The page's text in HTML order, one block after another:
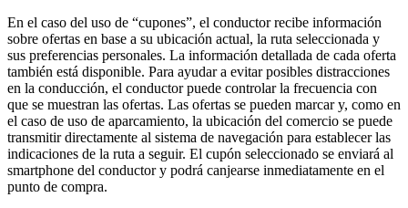
En el caso del uso de “cupones”, el conductor recibe información
sobre ofertas en base a su ubicación actual, la ruta seleccionada y
sus preferencias personales. La información detallada de cada oferta
también está disponible. Para ayudar a evitar posibles distracciones
en la conducción, el conductor puede controlar la frecuencia con
que se muestran las ofertas. Las ofertas se pueden marcar y, como en
el caso de uso de aparcamiento, la ubicación del comercio se puede
transmitir directamente al sistema de navegación para establecer las
indicaciones de la ruta a seguir. El cupón seleccionado se enviará al
smartphone del conductor y podrá canjearse inmediatamente en el
punto de compra.